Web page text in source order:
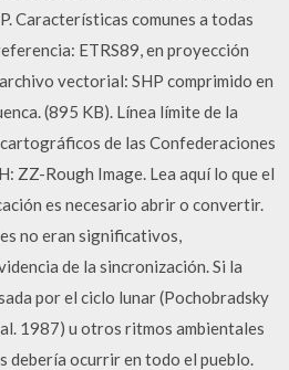
Características comunes a todas
ETRS89, en proyección
vectorial: SHP comprimido en
(895 KB). Línea límite de la
de las Confederaciones
ZZ-Rough Image. Lea aquí lo que el
es necesario abrir o convertir.
no eran significativos,
de la sincronización. Si la
por el ciclo lunar (Pochobradsky
1987) u otros ritmos ambientales
debería ocurrir en todo el pueblo.